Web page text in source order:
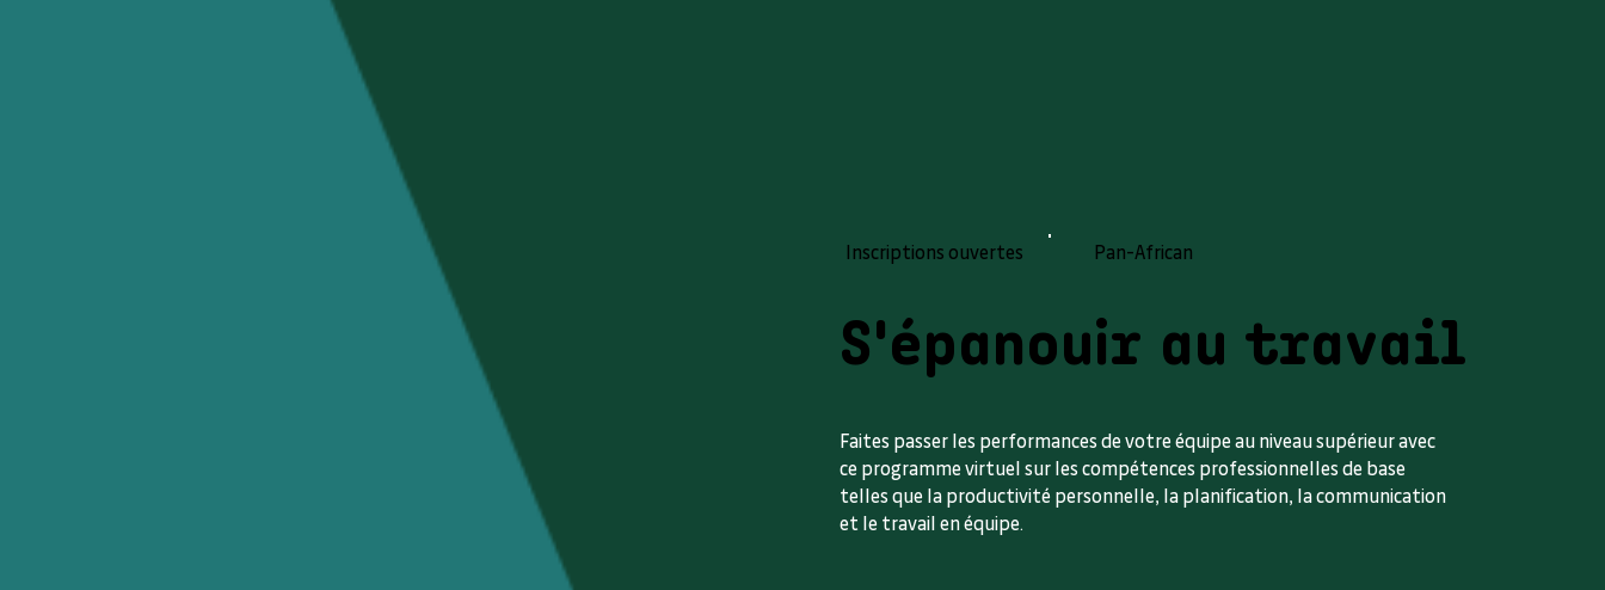
Inscriptions ouvertes Pan-African
S'épanouir au travail
Faites passer les performances de votre équipe au niveau supérieur avec
ce programme virtuel sur les compétences professionnelles de base
telles que la productivité personnelle, la planification, la communication
et le travail en équipe.